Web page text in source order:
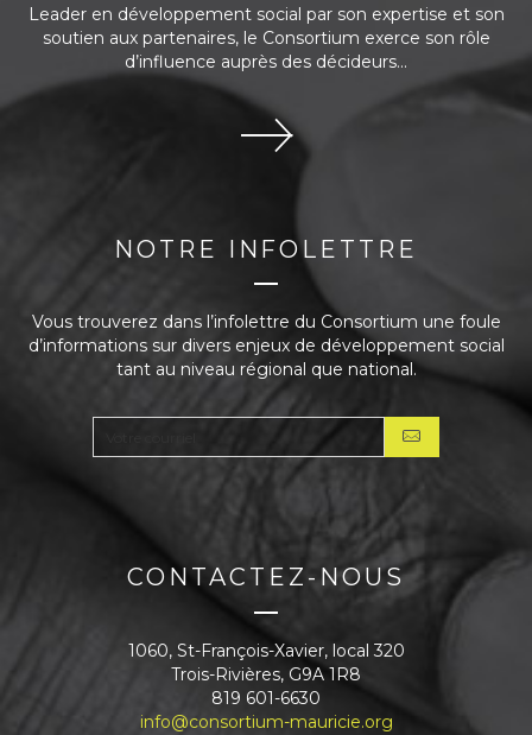
Leader en développement social par son expertise et son
soutien aux partenaires, le Consortium exerce son rôle
d’influence auprès des décideurs...
NOTRE INFOLETTRE
Vous trouverez dans l’infolettre du Consortium une foule
d’informations sur divers enjeux de développement social
tant au niveau régional que national.
CONTACTEZ-NOUS
1060, St-François-Xavier, local 320
Trois-Rivières, G9A 1R8
819 601-6630
info@consortium-mauricie.org